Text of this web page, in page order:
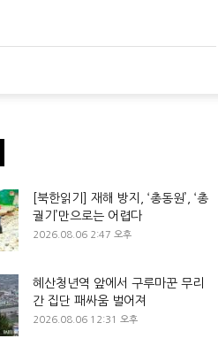
[북한읽기] 재해 방지, ‘총동원’, ‘총
궐기’만으로는 어렵다
2026.08.06 2:47 오후
혜산청년역 앞에서 구루마꾼 무리
간 집단 패싸움 벌어져
2026.08.06 12:31 오후